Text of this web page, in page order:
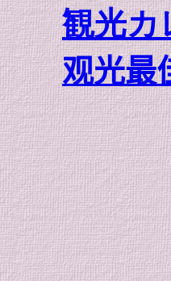
観光カ
观光最